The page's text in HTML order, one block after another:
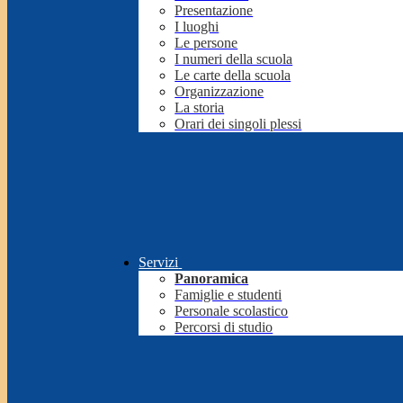
Presentazione
I luoghi
Le persone
I numeri della scuola
Le carte della scuola
Organizzazione
La storia
Orari dei singoli plessi
Servizi
Panoramica
Famiglie e studenti
Personale scolastico
Percorsi di studio